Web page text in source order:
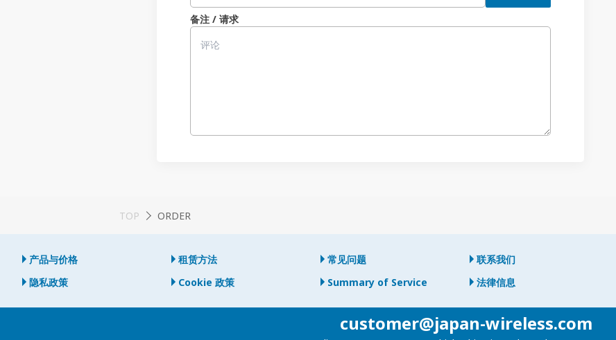
备注 / 请求
TOP ORDER
产品与价格 租赁方法 常见问题 联系我们
隐私政策
Cookie 政策 Summary of Service 法律信息
customer@japan-wireless.com